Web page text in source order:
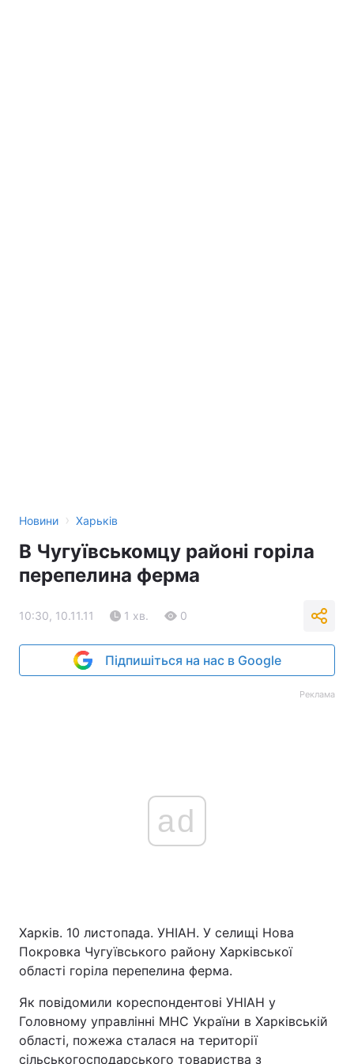
Новини › Харьків
В Чугуївськомцу районі горіла
перепелина ферма
10:30, 10.11.11 1 хв. 0
Підпишіться на нас в Google
Реклама
ad
Харків. 10 листопада. УНІАН. У селищі Нова
Покровка Чугуївського району Харківської
області горіла перепелина ферма.
Як повідомили кореспондентові УНІАН у
Головному управлінні МНС України в Харківській
області, пожежа сталася на території
сільськогосподарського товариства з